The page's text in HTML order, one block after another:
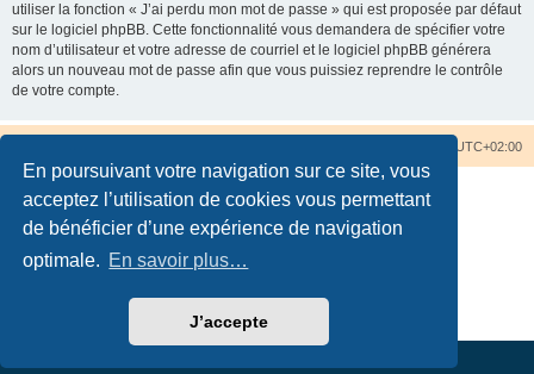
En poursuivant votre navigation sur ce site, vous
acceptez l’utilisation de cookies vous permettant
de bénéficier d’une expérience de navigation
optimale. En savoir plus…
J’accepte
utiliser la fonction « J’ai perdu mon mot de passe » qui est proposée par défaut
sur le logiciel phpBB. Cette fonctionnalité vous demandera de spécifier votre
nom d’utilisateur et votre adresse de courriel et le logiciel phpBB générera
alors un nouveau mot de passe afin que vous puissiez reprendre le contrôle
de votre compte.
UTC+02:00
Traduction française officielle©
Confidentialité